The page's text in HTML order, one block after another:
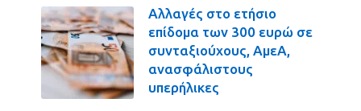
Αλλαγές στο ετήσιο
επίδομα των 300 ευρώ σε
συνταξιούχους, ΑμεΑ,
ανασφάλιστους
υπερήλικες